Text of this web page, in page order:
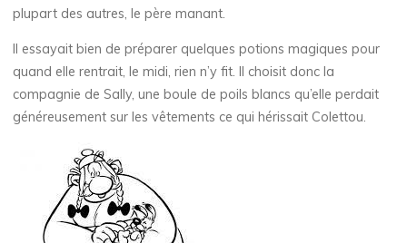
plupart des autres, le père manant.
Il essayait bien de préparer quelques potions magiques pour
quand elle rentrait, le midi, rien n’y fit. Il choisit donc la
compagnie de Sally, une boule de poils blancs qu’elle perdait
généreusement sur les vêtements ce qui hérissait Colettou.